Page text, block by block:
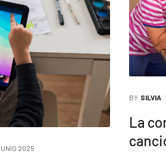
2025
BY SILVIA
La